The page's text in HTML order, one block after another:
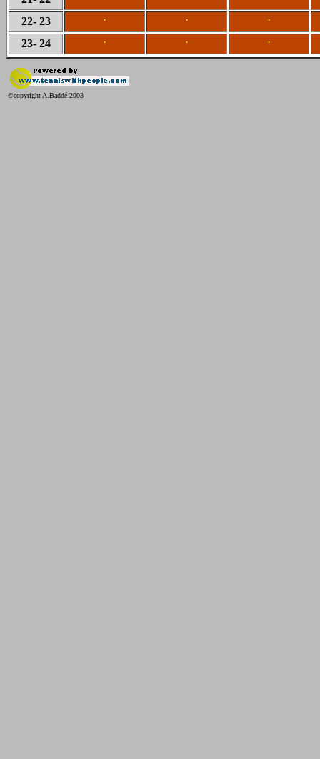
22- 23 . . .
23- 24 . . .
©copyright A.Baddé 2003